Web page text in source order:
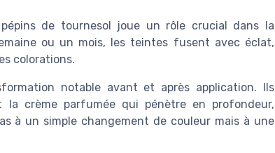
pépins de tournesol joue un rôle crucial dans la
ou un mois, les teintes fusent avec éclat,
colorations.
notable avant et après application. Ils
crème parfumée qui pénètre en profondeur,
à un simple changement de couleur mais à une